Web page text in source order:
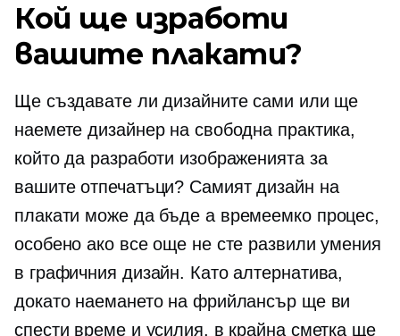
Кой ще изработи
вашите плакати?
Ще създавате ли дизайните сами или ще
наемете дизайнер на свободна практика,
който да разработи изображенията за
вашите отпечатъци? Самият дизайн на
плакати може да бъде a времеемкопроцес,
особено ако все още не сте развили умения
в графичния дизайн. Като алтернатива,
докато наемането на фрийлансър ще ви
спести време и усилия, в крайна сметка ще